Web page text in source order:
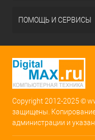
ПОМОЩЬ И СЕРВИСЫ
Copyright 2012-2025 ©
защищены.
администрации и